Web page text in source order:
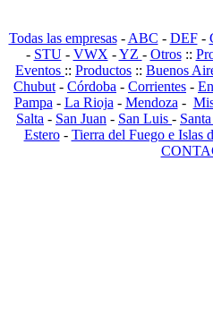
Todas las empresas- ABC - DEF-
- STU- VWX -YZ - Otros::
Eventos :: Productos :: Buenos
Chubut - Córdoba - Corrientes -
Pampa - La Rioja - Mendoza -
Salta - San Juan - San Luis -
Estero- Tierra del Fuego e Islas